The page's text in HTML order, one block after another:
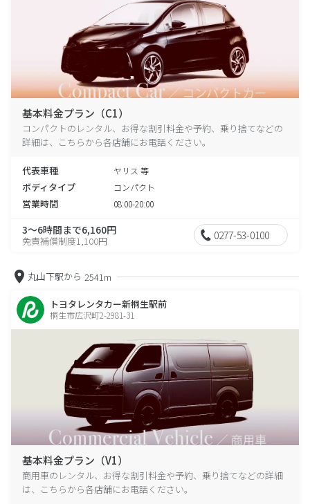
基本料金プラン（C1）
コンパクトのレンタル、お得な割引料金や予約、乗り捨てなどの
詳細は、こちらから各店舗にお電話ください。
代表車種 ヤリス 等
ボディタイプ コンパクト
営業時間 08:00-20:00
3～6時間まで6,160円
免責補償制度1,100円 0277-53-0100
丸山下駅から 2541m
トヨタレンタカー新桐生駅前
桐生市広沢町2-2981-31
基本料金プラン（V1）
商用車のレンタル、お得な割引料金や予約、乗り捨てなどの詳細
は、こちらから各店舗にお電話ください。